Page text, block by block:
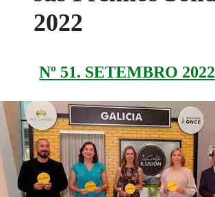
2022
Nº 51. SETEMBRO 2022